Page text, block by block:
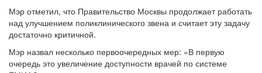
Мэр отметил, что Правительство Москвы продолжает работать
над улучшением поликлинического звена и считает эту задачу
достаточно критичной.
Мэр назвал несколько первоочередных мер: «В первую
очередь это увеличение доступности врачей по системе